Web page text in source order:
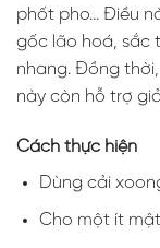
phốt pho… Điều
gốc lão hoá, sắc
nhang. Đồng
này còn hỗ trợ
Cách thực hiện
Dùng cải
Cho một ít